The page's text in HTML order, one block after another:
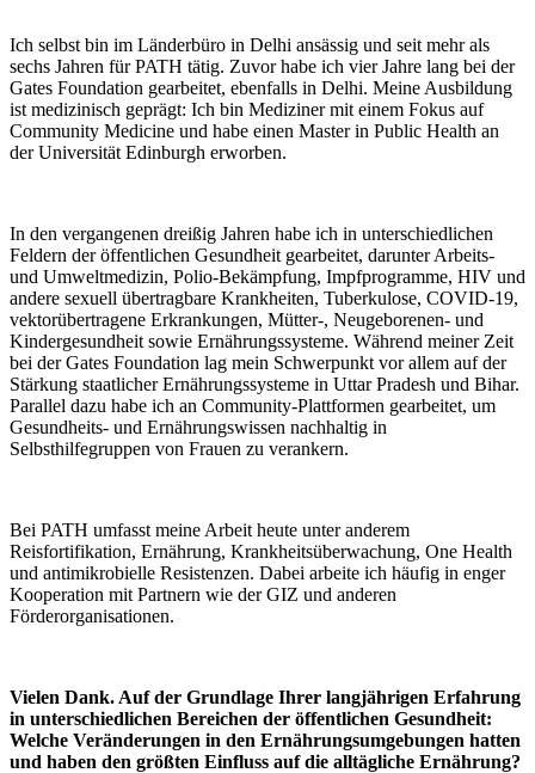
Ich selbst bin im Länderbüro in Delhi ansässig und seit mehr als
sechs Jahren für PATH tätig. Zuvor habe ich vier Jahre lang bei der
Gates Foundation gearbeitet, ebenfalls in Delhi. Meine Ausbildung
ist medizinisch geprägt: Ich bin Mediziner mit einem Fokus auf
Community Medicine und habe einen Master in Public Health an
der Universität Edinburgh erworben.
In den vergangenen dreißig Jahren habe ich in unterschiedlichen
Feldern der öffentlichen Gesundheit gearbeitet, darunter Arbeits-
und Umweltmedizin, Polio-Bekämpfung, Impfprogramme, HIV und
andere sexuell übertragbare Krankheiten, Tuberkulose, COVID-19,
vektorübertragene Erkrankungen, Mütter-, Neugeborenen- und
Kindergesundheit sowie Ernährungssysteme. Während meiner Zeit
bei der Gates Foundation lag mein Schwerpunkt vor allem auf der
Stärkung staatlicher Ernährungssysteme in Uttar Pradesh und Bihar.
Parallel dazu habe ich an Community-Plattformen gearbeitet, um
Gesundheits- und Ernährungswissen nachhaltig in
Selbsthilfegruppen von Frauen zu verankern.
Bei PATH umfasst meine Arbeit heute unter anderem
Reisfortifikation, Ernährung, Krankheitsüberwachung, One Health
und antimikrobielle Resistenzen. Dabei arbeite ich häufig in enger
Kooperation mit Partnern wie der GIZ und anderen
Förderorganisationen.
Vielen Dank. Auf der Grundlage Ihrer langjährigen Erfahrung
in unterschiedlichen Bereichen der öffentlichen Gesundheit:
Welche Veränderungen in den Ernährungsumgebungen hatten
und haben den größten Einfluss auf die alltägliche Ernährung?